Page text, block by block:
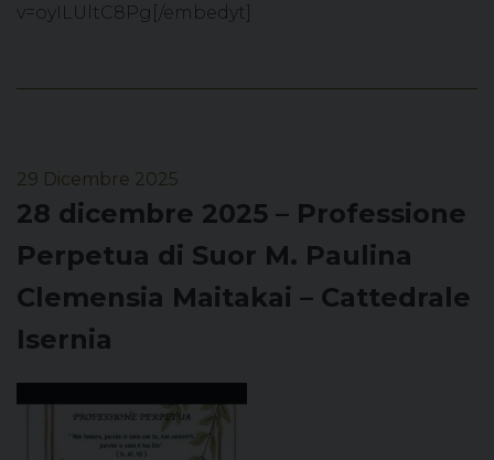
v=oyILUltC8Pg[/embedyt]
29 Dicembre 2025
28 dicembre 2025 – Professione
Perpetua di Suor M. Paulina
Clemensia Maitakai – Cattedrale
Isernia